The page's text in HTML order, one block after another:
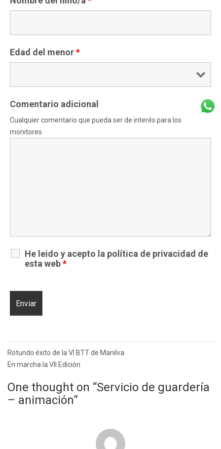
Edad del menor*
Comentario adicional
Cualquier comentario que pueda ser de interés para los
monitores
He leido y acepto la política de privacidad de
esta web*
Navegación
de
Rotundo éxito de la VI BTT de Manilva
En marcha la VII Edición
One thought on “Servicio de guardería
– animación”